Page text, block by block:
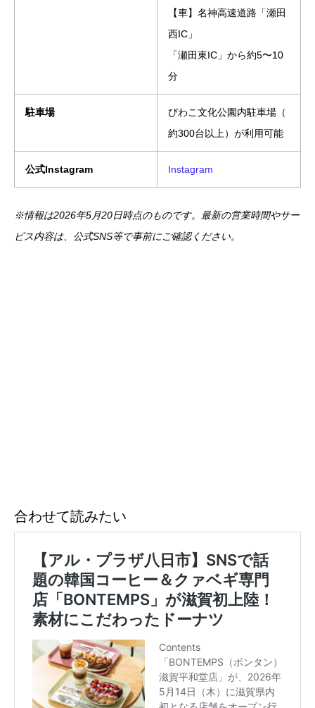
【車】名神高速道路「瀬田
西IC」
「瀬田東IC」から約5〜10
分
駐車場
びわこ文化公園内駐車場（
約300台以上）が利用可能
公式Instagram Instagram
※情報は2026年5月20日時点のものです。最新の営業時間やサー
ビス内容は、公式SNS等で事前にご確認ください。
合わせて読みたい